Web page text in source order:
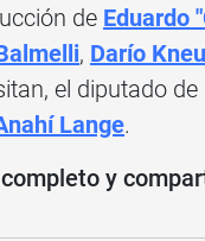
de Eduardo
, Darío
el diputado
Lange.
y